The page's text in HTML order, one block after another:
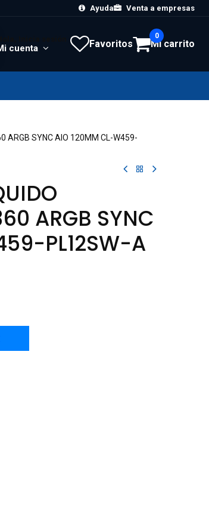
Ayuda Venta a empresas
cuenta Favoritos Mi carrito
0
ARGB SYNC AIO 120MM CL-W459-
ARGB SYNC
PL12SW-A